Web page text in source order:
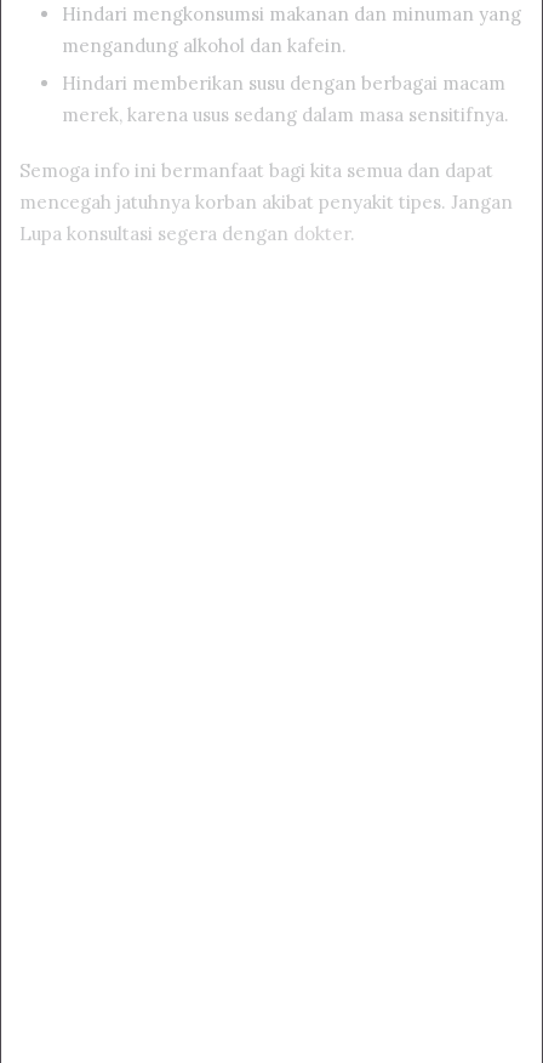
Hindari mengkonsumsi makanan dan minuman yang
mengandung alkohol dan kafein.
Hindari memberikan susu dengan berbagai macam
merek, karena usus sedang dalam masa sensitifnya.
Semoga info ini bermanfaat bagi kita semua dan dapat
mencegah jatuhnya korban akibat penyakit tipes. Jangan
Lupa konsultasi segera dengan dokter.